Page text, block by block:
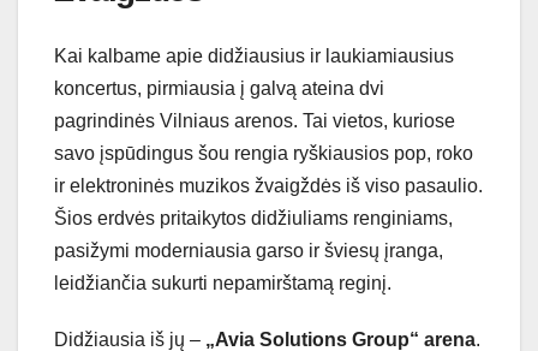
Kai kalbame apie didžiausius ir laukiamiausius
koncertus, pirmiausia į galvą ateina dvi
pagrindinės Vilniaus arenos. Tai vietos, kuriose
savo įspūdingus šou rengia ryškiausios pop, roko
ir elektroninės muzikos žvaigždės iš viso pasaulio.
Šios erdvės pritaikytos didžiuliams renginiams,
pasižymi moderniausia garso ir šviesų įranga,
leidžiančia sukurti nepamirštamą reginį.
Didžiausia iš jų – „Avia Solutions Group“ arena.